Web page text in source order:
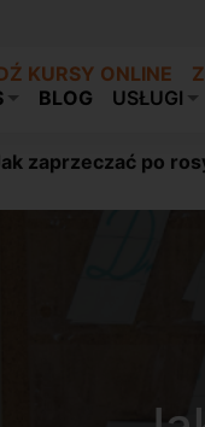
KURSY ONLINE
BLOG USŁUGI
zaprzeczać po